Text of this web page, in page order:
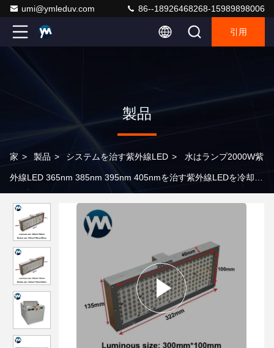
umi@ymleduv.com 86--18926468268-15989898006
引用
製品
家 > 製品 > システムを治す紫外線LED > 水はランプ2000W紫
外線LED 365nm 385nm 395nm 405nmを治す紫外線LEDを冷却し